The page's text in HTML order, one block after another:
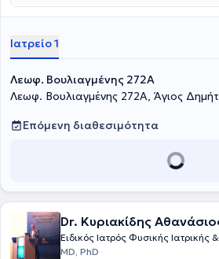
Ιατρείο 1
Λεωφ. Βουλιαγμένης 272A
Λεωφ. Βουλιαγμένης 272A, Άγιος
Επόμενη διαθεσιμότητα
Dr. Κυριακίδης
Ειδικός Ιατρός Φυσικής
MD, PhD